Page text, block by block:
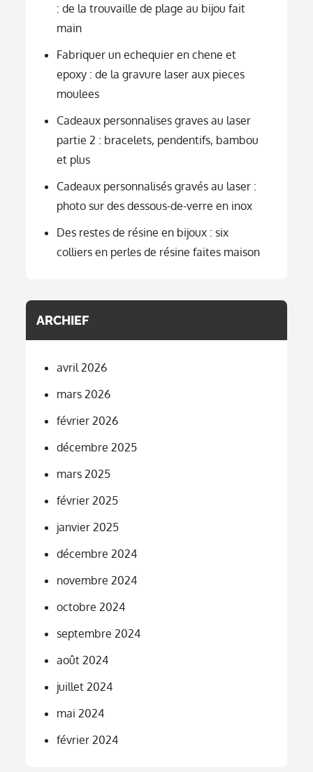
: de la trouvaille de plage au bijou fait
main
Fabriquer un echequier en chene et
epoxy : de la gravure laser aux pieces
moulees
Cadeaux personnalises graves au laser
partie 2 : bracelets, pendentifs, bambou
et plus
Cadeaux personnalisés gravés au laser :
photo sur des dessous-de-verre en inox
Des restes de résine en bijoux : six
colliers en perles de résine faites maison
ARCHIEF
avril 2026
mars 2026
février 2026
décembre 2025
mars 2025
février 2025
janvier 2025
décembre 2024
novembre 2024
octobre 2024
septembre 2024
août 2024
juillet 2024
mai 2024
février 2024